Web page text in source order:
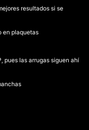
resultados si se
en plaquetas
pues las arrugas siguen ahí